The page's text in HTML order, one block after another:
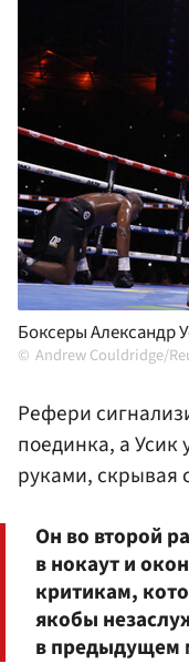
Боксеры Александр
Andrew Couldridge/
Рефери
поединка, а Усик
руками, скрывая
Он во второй
в нокаут и
критикам,
якобы
в предыдущем